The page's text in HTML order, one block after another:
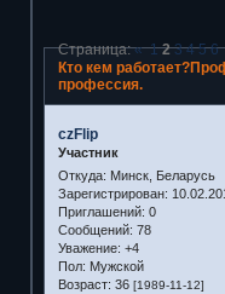
Кто кем
профессия.
Страница:« 1 2 3 4 5 6
czFlip
Участник
Откуда: Минск, Беларусь
Зарегистрирован:
Приглашений: 0
Сообщений: 78
Уважение: +4
Пол: Мужской
Возраст: 36 [1989-11-12]